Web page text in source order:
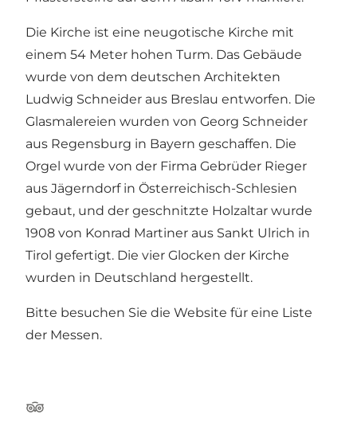
Die Kirche ist eine neugotische Kirche mit
einem 54 Meter hohen Turm. Das Gebäude
wurde von dem deutschen Architekten
Ludwig Schneider aus Breslau entworfen. Die
Glasmalereien wurden von Georg Schneider
aus Regensburg in Bayern geschaffen. Die
Orgel wurde von der Firma Gebrüder Rieger
aus Jägerndorf in Österreichisch-Schlesien
gebaut, und der geschnitzte Holzaltar wurde
1908 von Konrad Martiner aus Sankt Ulrich in
Tirol gefertigt. Die vier Glocken der Kirche
wurden in Deutschland hergestellt.
Bitte besuchen Sie die Website für eine Liste
der Messen.
Tripadvisor